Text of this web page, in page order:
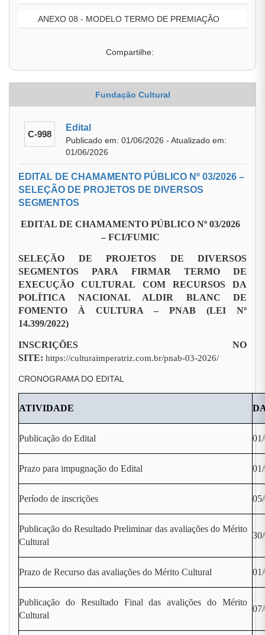
ANEXO 08 - MODELO TERMO DE PREMIAÇÃO
Compartilhe:
Fundação Cultural
C-998
Edital
Publicado em: 01/06/2026 - Atualizado em:
01/06/2026
EDITAL DE CHAMAMENTO PÚBLICO Nº 03/2026 –
SELEÇÃO DE PROJETOS DE DIVERSOS
SEGMENTOS
EDITAL DE CHAMAMENTO PÚBLICO Nº 03/2026
– FCI/FUMIC
SELEÇÃO DE PROJETOS DE DIVERSOS
SEGMENTOS PARA FIRMAR TERMO DE
EXECUÇÃO CULTURAL COM RECURSOS DA
POLÍTICA NACIONAL ALDIR BLANC DE
FOMENTO À CULTURA – PNAB (LEI Nº
14.399/2022)
INSCRIÇÕES NO
SITE: https://culturaimperatriz.com.br/pnab-03-2026/
CRONOGRAMA DO EDITAL
ATIVIDADE
Publicação do Edital
Prazo para impugnação do Edital
Período de inscrições
Publicação do Resultado Preliminar das avaliações do Mérito
Cultural
Prazo de Recurso das avaliações do Mérito Cultural
Publicação do Resultado Final das avalições do Mérito
Cultural